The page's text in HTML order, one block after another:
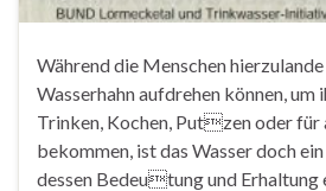
Während die Menschen
Wasserhahn aufdrehen können, um
Trinken, Kochen, Putzen oder für
bekommen, ist das Wasser doch
dessen Bedeutung und Erhaltung